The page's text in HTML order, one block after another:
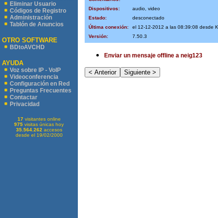
Eliminar Usuario
Códigos de Registro
Administración
Tablón de Anuncios
OTRO SOFTWARE
BDtoAVCHD
AYUDA
Voz sobre IP - VoIP
Videoconferencia
Configuración en Red
Preguntas Frecuentes
Contactar
Privacidad
17visitantes online
975 visitas únicas hoy
35.564.262 accesos
desde el 19/02/2000
Dispositivos:
audio, video
Estado:
desconectado
Última conexión:
el 12-12-2012 a las 08:39:08 desde
Versión:
7.50.3
Enviar un mensaje offline a neig123